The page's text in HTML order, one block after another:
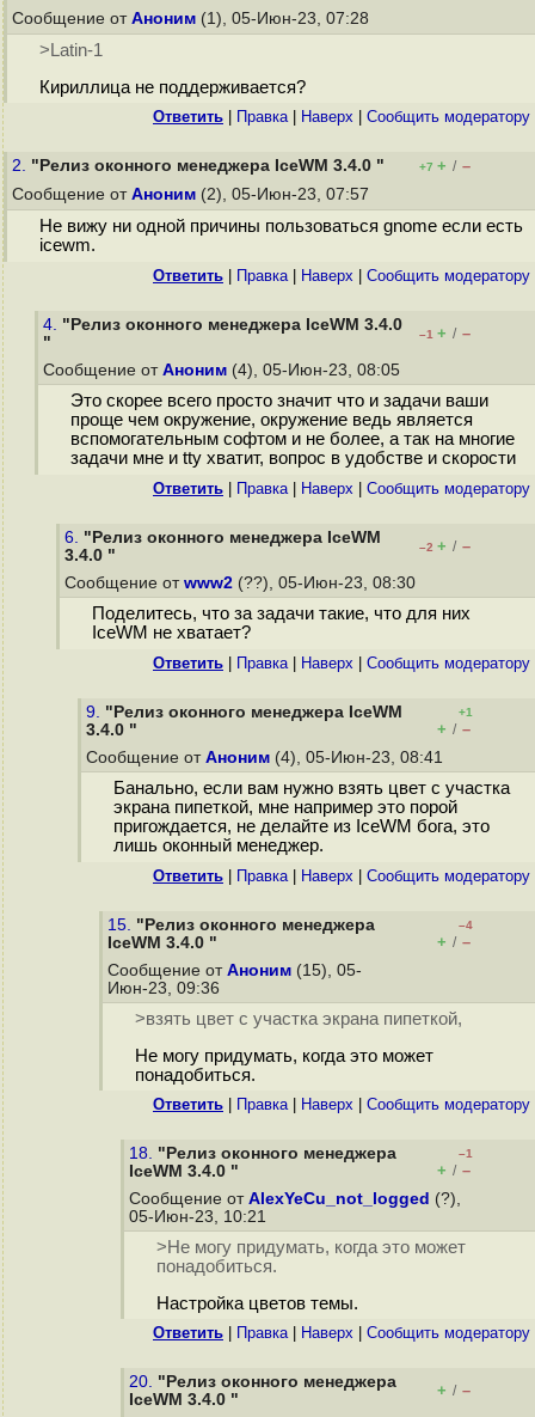
Сообщение от Аноним (1), 05-Июн-23, 07:28
>Latin-1
Кириллица не поддерживается?
Ответить Правка| Наверх Cообщить модератору
2. "Релиз оконного менеджера IceWM 3.4.0 " +7 + / –
Сообщение от Аноним (2), 05-Июн-23, 07:57
Не вижу ни одной причины пользоваться gnome если есть
icewm.
Ответить Правка| Наверх Cообщить модератору
4. "Релиз оконного менеджера IceWM 3.4.0
"
–1 + / –
Сообщение от Аноним (4), 05-Июн-23, 08:05
Это скорее всего просто значит что и задачи ваши
проще чем окружение, окружение ведь является
вспомогательным софтом и не более, а так на многие
задачи мне и tty хватит, вопрос в удобстве и скорости
Ответить Правка| Наверх Cообщить модератору
6. "Релиз оконного менеджера IceWM
3.4.0 "
–2 + / –
Сообщение от www2 (??), 05-Июн-23, 08:30
Поделитесь, что за задачи такие, что для них
IceWM не хватает?
Ответить Правка| Наверх Cообщить модератору
9. "Релиз оконного менеджера IceWM
3.4.0 "
+1
+ / –
Сообщение от Аноним (4), 05-Июн-23, 08:41
Банально, если вам нужно взять цвет с участка
экрана пипеткой, мне например это порой
пригождается, не делайте из IceWM бога, это
лишь оконный менеджер.
Ответить Правка| Наверх Cообщить модератору
15. "Релиз оконного менеджера
IceWM 3.4.0 "
–4
+ / –
Сообщение от Аноним (15), 05-
Июн-23, 09:36
>взять цвет с участка экрана пипеткой,
Не могу придумать, когда это может
понадобиться.
Ответить Правка| Наверх Cообщить модератору
18. "Релиз оконного менеджера
IceWM 3.4.0 "
–1
+ / –
Сообщение от AlexYeCu_not_logged (?),
05-Июн-23, 10:21
>Не могу придумать, когда это может
понадобиться.
Настройка цветов темы.
Ответить Правка| Наверх Cообщить модератору
20. "Релиз оконного менеджера
IceWM 3.4.0 "
+ / –